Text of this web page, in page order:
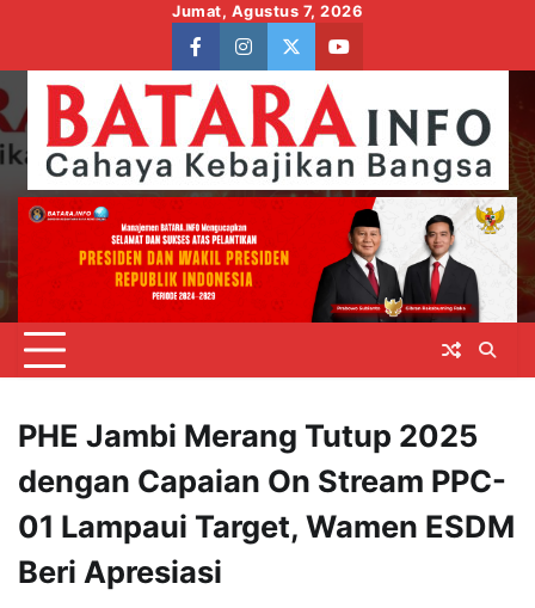
content
Jumat, Agustus 7, 2026
facebookinstagram
twitteryoutube
PHE Jambi Merang Tutup 2025
dengan Capaian On Stream PPC-
01 Lampaui Target, Wamen ESDM
Beri Apresiasi